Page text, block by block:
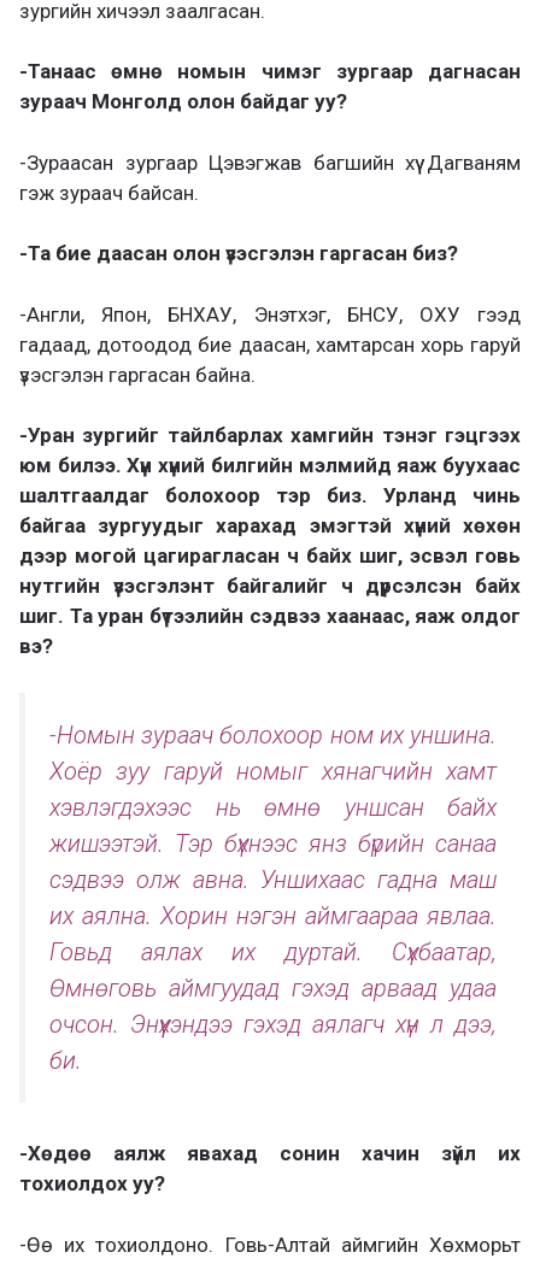
зургийн хичээл заалгасан.
-Танаас өмнө номын чимэг зургаар дагнасан
зураач Монголд олон байдаг уу?
-Зураасан зургаар Цэвэгжав багшийн хүү Дагваням
гэж зураач байсан.
-Та бие даасан олон үзэсгэлэн гаргасан биз?
-Англи, Япон, БНХАУ, Энэтхэг, БНСУ, ОХУ гээд
гадаад, дотоодод бие даасан, хамтарсан хорь гаруй
үзэсгэлэн гаргасан байна.
-Уран зургийг тайлбарлах хамгийн тэнэг гэцгээх
юм билээ. Хүн хүний билгийн мэлмийд яаж буухаас
шалтгаалдаг болохоор тэр биз. Урланд чинь
байгаа зургуудыг харахад эмэгтэй хүний хөхөн
дээр могой цагирагласан ч байх шиг, эсвэл говь
нутгийн үзэсгэлэнт байгалийг ч дүрсэлсэн байх
шиг. Та уран бүтээлийн сэдвээ хаанаас, яаж олдог
вэ?
-Номын зураач болохоор ном их уншина.
Хоёр зуу гаруй номыг хянагчийн хамт
хэвлэгдэхээс нь өмнө уншсан байх
жишээтэй. Тэр бүхнээс янз бүрийн санаа
сэдвээ олж авна. Уншихаас гадна маш
их аялна. Хорин нэгэн аймгаараа явлаа.
Говьд аялах их дуртай. Сүхбаатар,
Өмнөговь аймгуудад гэхэд арваад удаа
очсон. Энүүхэндээ гэхэд аялагч хүн л дээ,
би.
-Хөдөө аялж явахад сонин хачин зүйл их
тохиолдох уу?
-Өө их тохиолдоно. Говь-Алтай аймгийн Хөхморьт